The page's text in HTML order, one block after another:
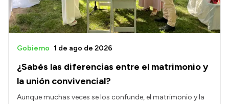
¿Sabés las diferencias entre el matrimonio y
la unión convivencial?
Gobierno 1 de ago de 2026
Aunque muchas veces se los confunde, el matrimonio y la